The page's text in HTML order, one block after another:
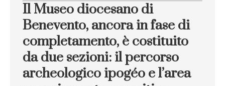
Il Museo diocesano di
Benevento, ancora in fase di
completamento, è costituito
da due sezioni: il percorso
archeologico ipogéo e l’area